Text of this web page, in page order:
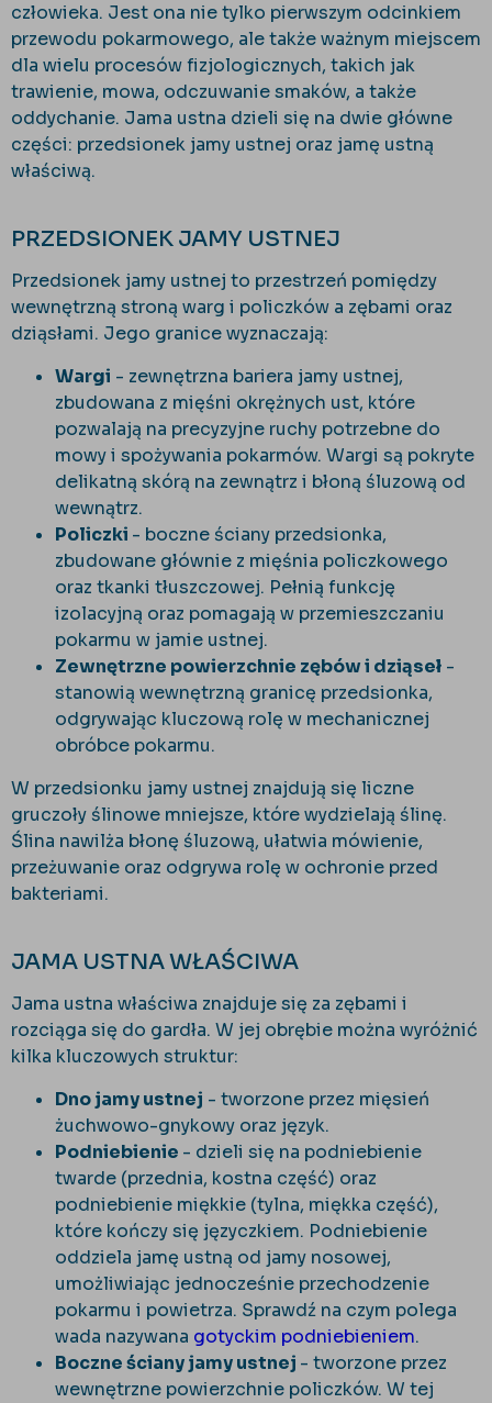
człowieka. Jest ona nie tylko pierwszym odcinkiem
przewodu pokarmowego, ale także ważnym miejscem
dla wielu procesów fizjologicznych, takich jak
trawienie, mowa, odczuwanie smaków, a także
oddychanie. Jama ustna dzieli się na dwie główne
części: przedsionek jamy ustnej oraz jamę ustną
właściwą.
PRZEDSIONEK JAMY USTNEJ
Przedsionek jamy ustnej to przestrzeń pomiędzy
wewnętrzną stroną warg i policzków a zębami oraz
dziąsłami. Jego granice wyznaczają:
Wargi - zewnętrzna bariera jamy ustnej,
zbudowana z mięśni okrężnych ust, które
pozwalają na precyzyjne ruchy potrzebne do
mowy i spożywania pokarmów. Wargi są pokryte
delikatną skórą na zewnątrz i błoną śluzową od
wewnątrz.
Policzki - boczne ściany przedsionka,
zbudowane głównie z mięśnia policzkowego
oraz tkanki tłuszczowej. Pełnią funkcję
izolacyjną oraz pomagają w przemieszczaniu
pokarmu w jamie ustnej.
Zewnętrzne powierzchnie zębów i dziąseł -
stanowią wewnętrzną granicę przedsionka,
odgrywając kluczową rolę w mechanicznej
obróbce pokarmu.
W przedsionku jamy ustnej znajdują się liczne
gruczoły ślinowe mniejsze, które wydzielają ślinę.
Ślina nawilża błonę śluzową, ułatwia mówienie,
przeżuwanie oraz odgrywa rolę w ochronie przed
bakteriami.
JAMA USTNA WŁAŚCIWA
Jama ustna właściwa znajduje się za zębami i
rozciąga się do gardła. W jej obrębie można wyróżnić
kilka kluczowych struktur:
Dno jamy ustnej - tworzone przez mięsień
żuchwowo-gnykowy oraz język.
Podniebienie - dzieli się na podniebienie
twarde (przednia, kostna część) oraz
podniebienie miękkie (tylna, miękka część),
które kończy się języczkiem. Podniebienie
oddziela jamę ustną od jamy nosowej,
umożliwiając jednocześnie przechodzenie
pokarmu i powietrza. Sprawdź na czym polega
wada nazywana gotyckim podniebieniem.
Boczne ściany jamy ustnej - tworzone przez
wewnętrzne powierzchnie policzków. W tej